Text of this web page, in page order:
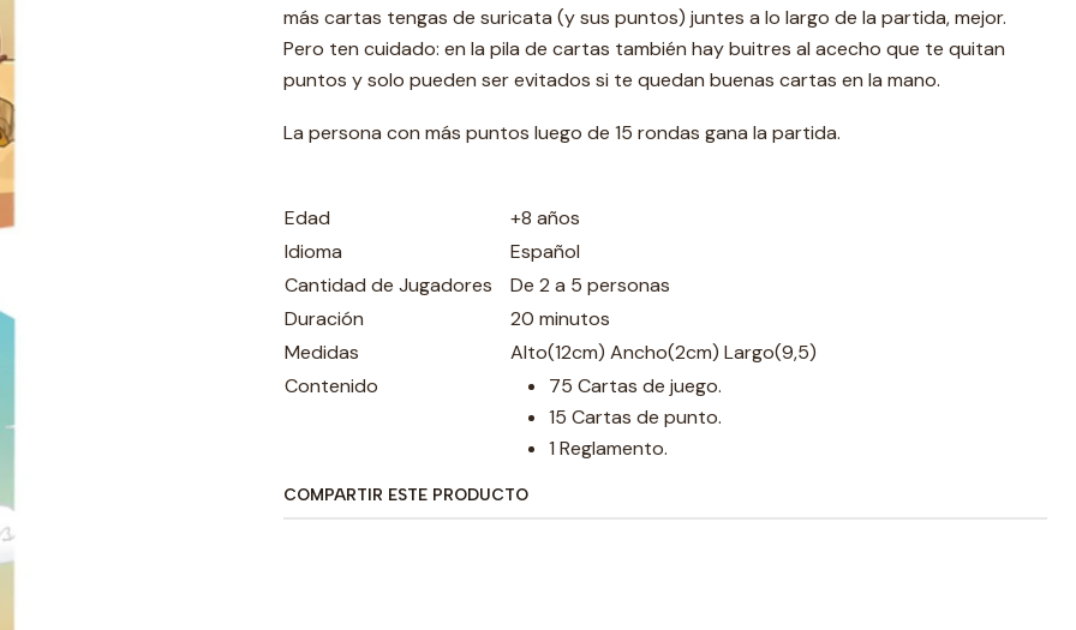
más cartas tengas de suricata (y sus puntos) juntes a lo largo de la partida, mejor.
Pero ten cuidado: en la pila de cartas también hay buitres al acecho que te quitan
puntos y solo pueden ser evitados si te quedan buenas cartas en la mano.
La persona con más puntos luego de 15 rondas gana la partida.
Edad
+8 años
Idioma
Español
Cantidad de Jugadores
De 2 a 5 personas
Duración
20 minutos
Medidas
Alto(12cm) Ancho(2cm) Largo(9,5)
Contenido
75 Cartas de juego.
15 Cartas de punto.
1 Reglamento.
COMPARTIR ESTE PRODUCTO